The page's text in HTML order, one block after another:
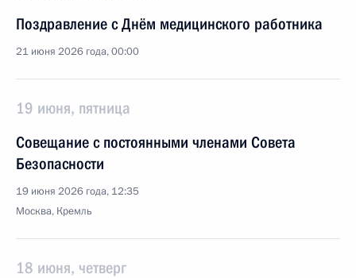
Поздравление с Днём медицинского работника
21 июня 2026 года, 00:00
19 июня, пятница
Совещание с постоянными членами Совета
Безопасности
19 июня 2026 года, 12:35
Москва, Кремль
18 июня, четверг